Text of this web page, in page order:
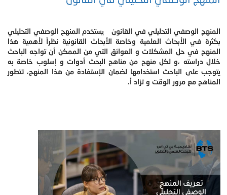
المنهج الوصفي التحليلي في القانون يستخدم المنهح الوصفي التحليلي
بكثرة في الأبحاث العلمية وخاصة الأبحاث القانونية نظراً لأهمية هذا
المنهج في حل المشكلات و العوائق التي من الممكن أن تواجه الباحث
خلال دراسته ،و لكل منهج من مناهج البحث أدوات و إسلوب خاصة به
يتوجب على الباحث استخدامها لضمان الإستفادة من هذا المنهج، تتطور
المناهج مع مرور الوقت و تزاد أ.